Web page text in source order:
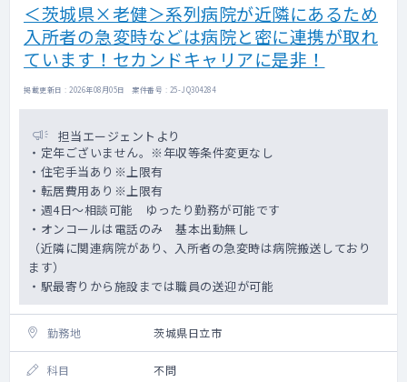
＜茨城県×老健＞系列病院が近隣にあるため
入所者の急変時などは病院と密に連携が取れ
ています！セカンドキャリアに是非！
掲載更新日 : 2026年08月05日 案件番号 : 25-JQ304284
担当エージェントより
・定年ございません。※年収等条件変更なし
・住宅手当あり※上限有
・転居費用あり※上限有
・週4日～相談可能 ゆったり勤務が可能です
・オンコールは電話のみ 基本出動無し
（近隣に関連病院があり、入所者の急変時は病院搬送しており
ます）
・駅最寄りから施設までは職員の送迎が可能
勤務地 茨城県日立市
科目 不問